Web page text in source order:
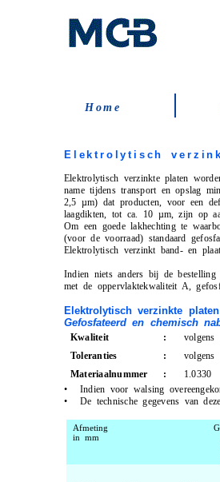
Home
Elektrolytisch
Elektrolytisch verzinkte platen
name tijdens transport en opslag
2,5 µm) dat producten, voor een
laagdikten, tot ca. 10 µm, zijn op
Om een goede lakhechting te
(voor de voorraad) standaard
Elektrolytisch verzinkt band- en
Indien niets anders bij de
met de oppervlaktekwaliteit A,
Elektrolytisch verzinkte platen
Gefosfateerd en chemisch
Kwaliteit :
volgens
Toleranties
:
volgens
Materiaalnummer
:
1.0330
•
Indien voor walsing
•
De technische gegevens van
Afmeting
in mm